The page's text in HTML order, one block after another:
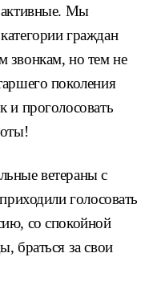
активные. Мы
граждан
звонкам, но тем не
поколения
и проголосовать
ветераны с
голосовать
со спокойной
браться за свои